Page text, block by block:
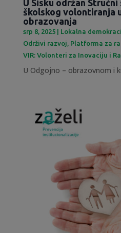
U Sisku održan
školskog volontiranja
obrazovanja
srp 8, 2025| Lokalna
Održivi razvoj, Platforma za
VIR: Volonteri za Inovaciju i
U Odgojno – obrazovnom i